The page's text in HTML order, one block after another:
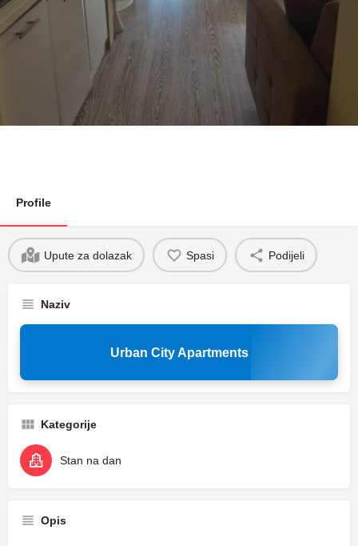
Profile
Upute za dolazak Spasi Podijeli
Naziv
Urban City Apartments
Kategorije
Stan na dan
Opis